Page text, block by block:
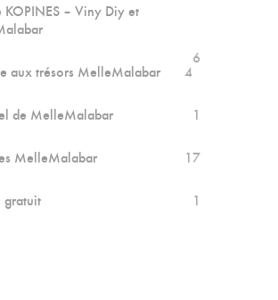
KOPINES – Viny Diy et
6
aux trésors MelleMalabar 4
de MelleMalabar 1
MelleMalabar 17
gratuit 1